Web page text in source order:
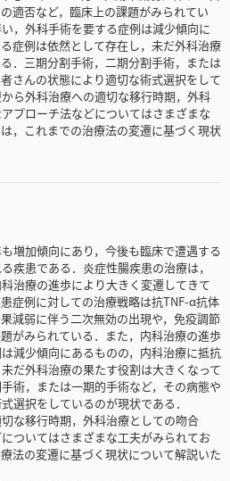
適否など，臨床上の課題がみられてい
，外科手術を要する症例は減少傾向に
症例は依然として存在し，未だ外科治療
．三期分割手術，二期分割手術，または
さんの状態により適切な術式選択をして
ら外科治療への適切な移行時期，外科
プローチ法などについてはさまざまな
，これまでの治療法の変遷に基づく現状
増加傾向にあり，今後も臨床で遭遇する
疾患である．炎症性腸疾患の治療は，
治療の進歩により大きく変遷してきて
症例に対しての治療戦略は抗TNF-α抗体
減弱に伴う二次無効の出現や，免疫調節
がみられている．また，内科治療の進歩
減少傾向にあるものの，内科治療に抵抗
だ外科治療の果たす役割は大きくなって
術，または一期的手術など，その病態や
選択をしているのが現状である．
な移行時期，外科治療としての吻合
ついてはさまざまな工夫がみられてお
法の変遷に基づく現状について解説いた